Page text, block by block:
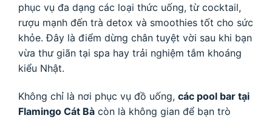
phục vụ đa dạng các loại thức uống, từ cocktail,
rượu mạnh đến trà detox và smoothies tốt cho sức
khỏe. Đây là điểm dừng chân tuyệt vời sau khi bạn
vừa thư giãn tại spa hay trải nghiệm tắm khoáng
kiểu Nhật.
Không chỉ là nơi phục vụ đồ uống, các pool bar tại
Flamingo Cát Bà còn là không gian để bạn trò